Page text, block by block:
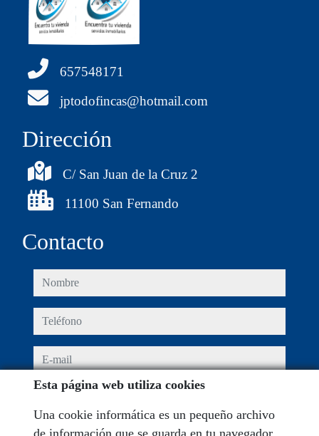
657548171
jptodofincas@hotmail.com
Dirección
C/ San Juan de la Cruz 2
11100 San Fernando
Contacto
nombre
teléfono
e-mail
He leído y acepto las condiciones de uso y
Esta página web utiliza cookies
Una cookie informática es un pequeño archivo
de información que se guarda en tu navegador